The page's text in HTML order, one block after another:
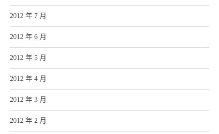
2012 年 7 月
2012 年 6 月
2012 年 5 月
2012 年 4 月
2012 年 3 月
2012 年 2 月